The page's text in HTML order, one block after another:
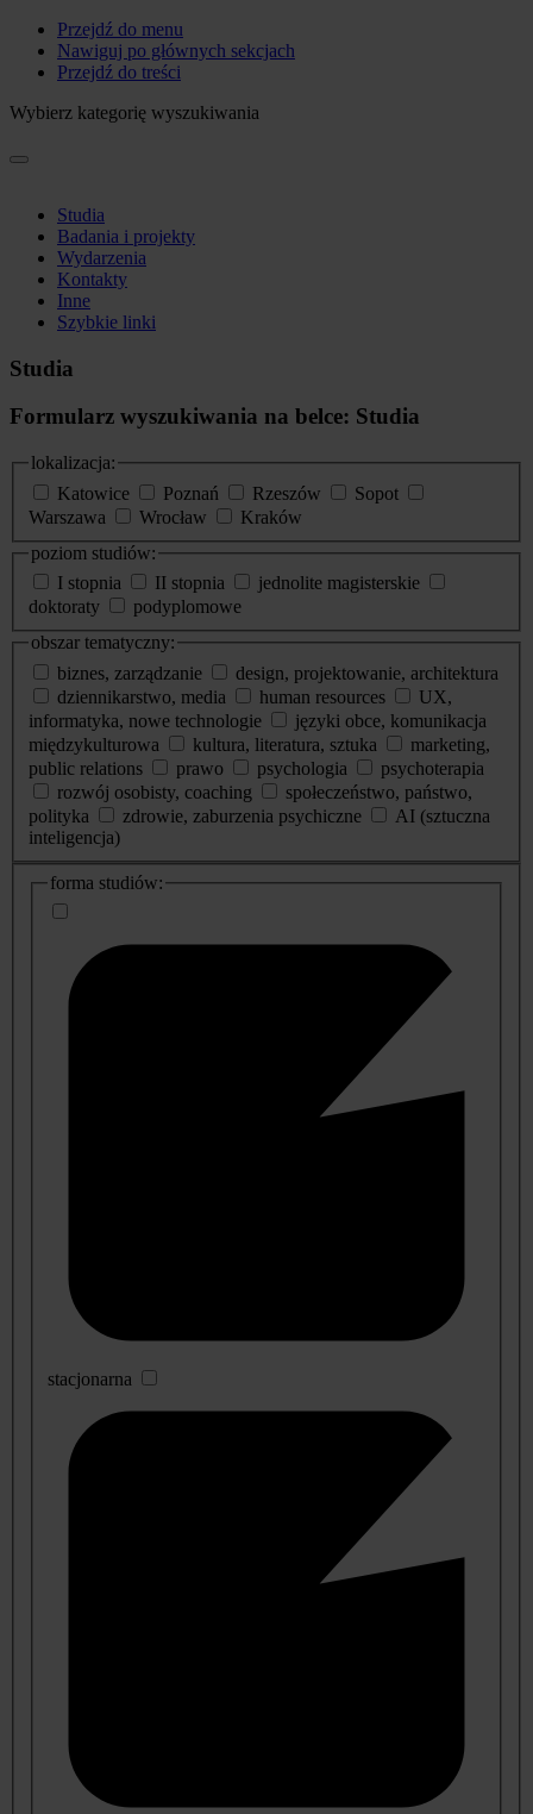
Przejdź do menu
Nawiguj po głównych sekcjach
Przejdź do treści
Wybierz kategorię wyszukiwania
Studia
Badania i projekty
Wydarzenia
Kontakty
Inne
Szybkie linki
Studia
Formularz wyszukiwania na belce: Studia
lokalizacja:
Katowice
Poznań Rzeszów
Sopot
Warszawa
Wrocław
Kraków
poziom studiów:
I stopnia
II stopnia
jednolite magisterskie
doktoraty
podyplomowe
obszar tematyczny:
biznes, zarządzanie
design, projektowanie, architektura
dziennikarstwo, media
human resources
UX,
informatyka, nowe technologie
języki obce, komunikacja
międzykulturowa
kultura, literatura, sztuka
marketing,
public relations
prawo psychologia
psychoterapia
rozwój osobisty, coaching
społeczeństwo, państwo,
polityka
zdrowie, zaburzenia psychiczne
AI (sztuczna
inteligencja)
dodatkowe
informacje
forma studiów:
stacjonarna